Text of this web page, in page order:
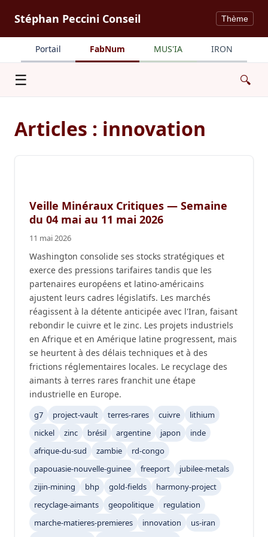
Stéphan Peccini Conseil Thème
Portail FabNum MUS'IA IRON
☰ 🔍
Articles : innovation
Veille Minéraux Critiques — Semaine
du 04 mai au 11 mai 2026
11 mai 2026
Washington consolide ses stocks stratégiques et
exerce des pressions tarifaires tandis que les
partenaires européens et latino-américains
ajustent leurs cadres législatifs. Les marchés
réagissent à la détente anticipée avec l'Iran, faisant
rebondir le cuivre et le zinc. Les projets industriels
en Afrique et en Amérique latine progressent, mais
se heurtent à des délais techniques et à des
frictions réglementaires locales. Le recyclage des
aimants à terres rares franchit une étape
industrielle en Europe.
g7 project-vault terres-rares cuivre
lithium
nickel
zinc brésil argentine japon
inde
afrique-du-sud
zambie
rd-congo
papouasie-nouvelle-guinee
freeport
jubilee-metals
zijin-mining
bhp gold-fields
harmony-project
recyclage-aimants
geopolitique
regulation
marche-matieres-premieres
innovation
us-iran